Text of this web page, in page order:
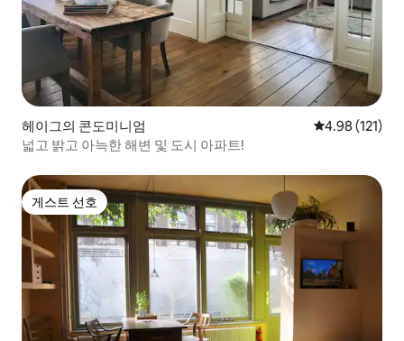
헤이그의 콘도미니엄 평점 4.98점(5
4.98 (121)
넓고 밝고 아늑한 해변 및 도시 아파트!
게스트 선호
게스트 선호